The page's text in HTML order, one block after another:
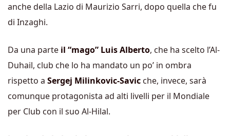
anche della Lazio di Maurizio Sarri, dopo quella che fu
di Inzaghi.
Da una parte il “mago” Luis Alberto, che ha scelto l’Al-
Duhail, club che lo ha mandato un po’ in ombra
rispetto a Sergej Milinkovic-Savic che, invece, sarà
comunque protagonista ad alti livelli per il Mondiale
per Club con il suo Al-Hilal.